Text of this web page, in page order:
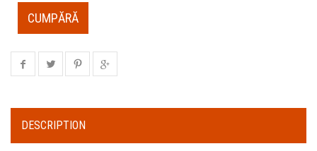
CUMPĂRĂ
DESCRIPTION